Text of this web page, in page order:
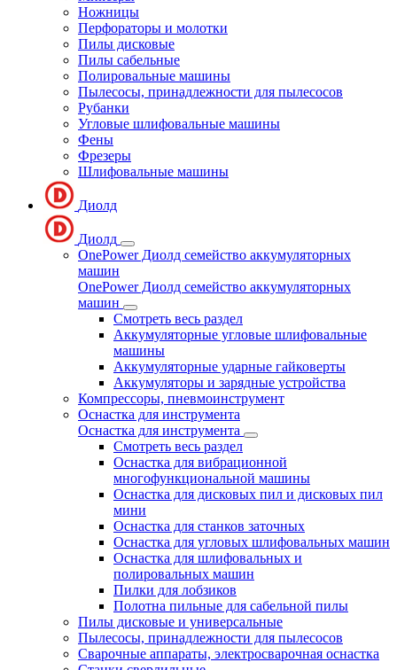
Ножницы
Перфораторы и молотки
Пилы дисковые
Пилы сабельные
Полировальные машины
Пылесосы, принадлежности для пылесосов
Рубанки
Угловые шлифовальные машины
Фены
Фрезеры
Шлифовальные машины
Диолд
Диолд
OnePower Диолд семейство аккумуляторных
машин
OnePower Диолд семейство аккумуляторных
машин
Смотреть весь раздел
Аккумуляторные угловые шлифовальные
машины
Аккумуляторные ударные гайковерты
Аккумуляторы и зарядные устройства
Компрессоры, пневмоинструмент
Оснастка для инструмента
Оснастка для инструмента
Смотреть весь раздел
Оснастка для вибрационной
многофункциональной машины
Оснастка для дисковых пил и дисковых пил
мини
Оснастка для станков заточных
Оснастка для угловых шлифовальных машин
Оснастка для шлифовальных и
полировальных машин
Пилки для лобзиков
Полотна пильные для сабельной пилы
Пилы дисковые и универсальные
Пылесосы, принадлежности для пылесосов
Сварочные аппараты, электросварочная оснастка